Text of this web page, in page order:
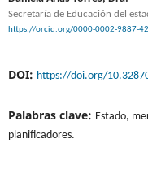
Secretaría de Educación del
https://orcid.org/0000-0002-9887-
DOI: https://doi.org/
Palabras clave: Estado,
planificadores.